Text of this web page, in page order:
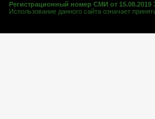
Регистрационный номер СМИ от
Использование данного сайта означает